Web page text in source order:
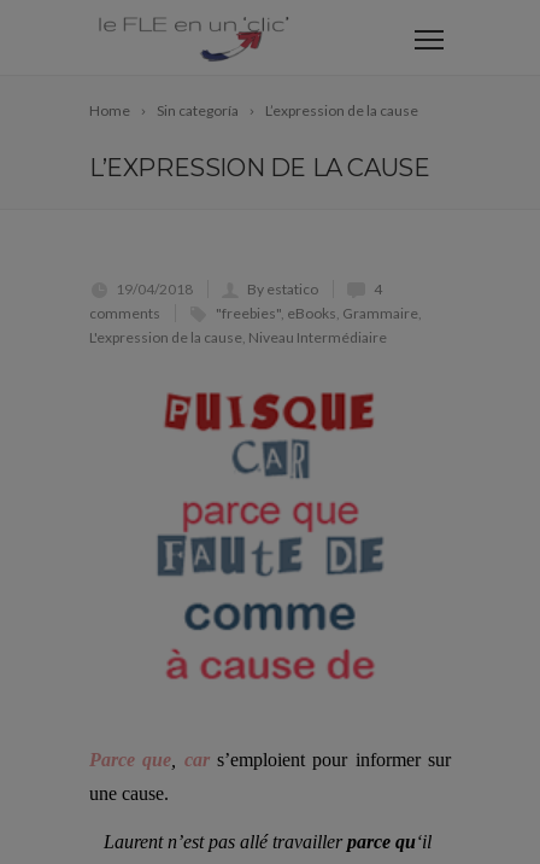
Home Sin categoría L’expression de la cause
L’EXPRESSION DE LA CAUSE
19/04/2018 By estatico
4
comments
"freebies", eBooks, Grammaire,
L'expression de la cause, Niveau Intermédiaire
Parce que car s’emploient pour informer sur
une cause.
Laurent n’est pas allé travailler parce qu‘il